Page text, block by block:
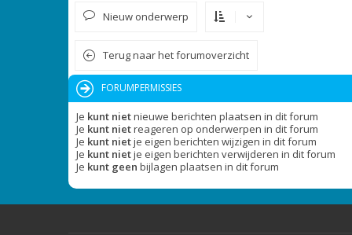
Nieuw onderwerp
Terug naar het forumoverzicht
FORUMPERMISSIES
Je kunt nietnieuwe berichten plaatsen in dit forum
Je kunt nietreageren op onderwerpen in dit forum
Je kunt nietje eigen berichten wijzigen in dit forum
Je kunt nietje eigen berichten verwijderen in dit forum
Je kunt geen bijlagen plaatsen in dit forum